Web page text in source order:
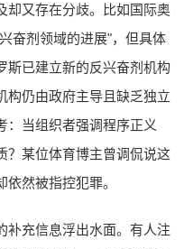
却又存在分歧。比如国际奥
奋剂领域的进展"，但具体
斯已建立新的反兴奋剂机构
构仍由政府主导且缺乏独立
：当组织者强调程序正义
？某位体育博主曾调侃说这
然被指控犯罪。
补充信息浮出水面。有人注